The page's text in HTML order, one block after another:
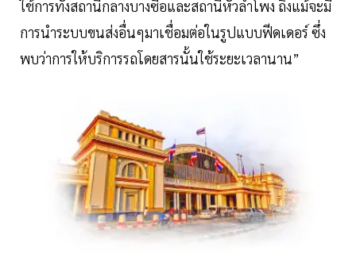
ใช้การทั้งสถานีกลางบางซื่อและสถานีหัวลำโพง ถึงแม้จะมี
การนำระบบขนส่งอื่นๆมาเชื่อมต่อในรูปแบบฟีดเดอร์ ซึ่ง
พบว่าการให้บริการรถโดยสารนั้นใช้ระยะเวลานาน”